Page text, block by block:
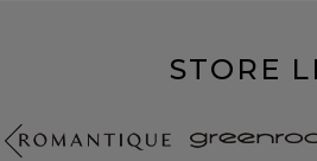
STORE